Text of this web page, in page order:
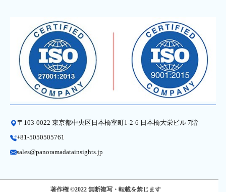
〒103-0022 東京都中央区日本橋室町1-2-6 日本橋大栄ビル 7階
+81-5050505761
sales@panoramadatainsights.jp
著作権 ©2022 無断複写・転載を禁じます